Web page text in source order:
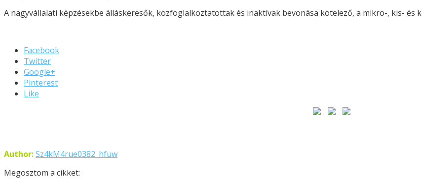
A nagyvállalati képzésekbe álláskeresők, közfoglalkoztatottak és inaktívak bevonása kötelező, a mikro-, kis-
Facebook
Twitter
Google+
Pinterest
Like
Author:Sz4kM4rue0382_hfuw
Megosztom a cikket: